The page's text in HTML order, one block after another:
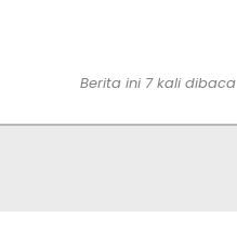
Berita ini 7 kali dibaca